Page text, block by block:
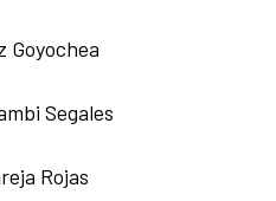
Goyochea
Segales
Rojas